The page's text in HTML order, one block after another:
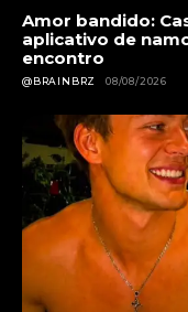
Amor bandido:
aplicativo de
encontro
@BRAINBRZ 08/08/2026